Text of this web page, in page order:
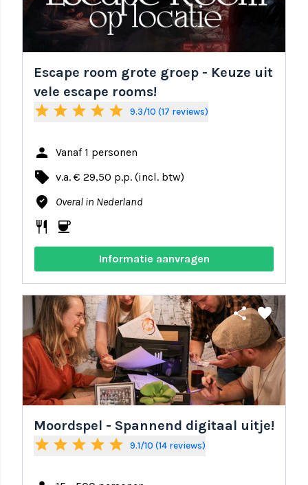
Escape room grote groep - Keuze uit
vele escape rooms!
star star star star star 9.3/10 (17 reviews)
person Vanaf 1 personen
local_offer v.a. € 29,50 p.p. (incl. btw)
where_to_vote Overal in Nederland
restaurant coffee
Informatie aanvragen
share favorite
Moordspel - Spannend digitaal uitje!
star star star star star 9.1/10 (14 reviews)